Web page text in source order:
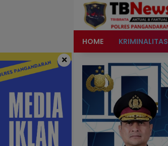
HOME KRIMINALITAS
×